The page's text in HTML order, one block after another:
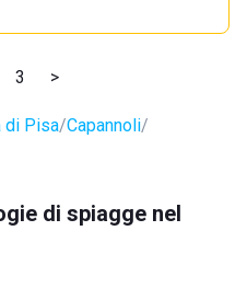
3 >
di Pisa Capannoli
di spiagge nel